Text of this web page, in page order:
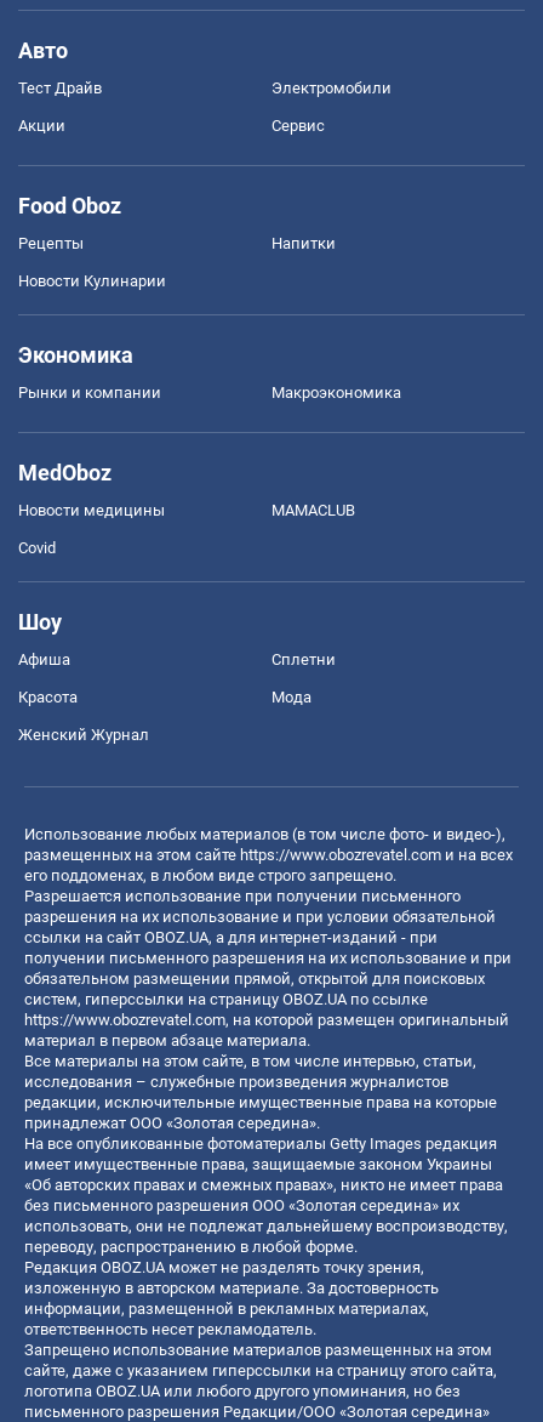
Авто
Тест Драйв Электромобили
Акции Сервис
Food Oboz
Рецепты Напитки
Новости Кулинарии
Экономика
Рынки и компании Mакроэкономика
MedOboz
Новости медицины MAMACLUB
Covid
Шоу
Афиша Сплетни
Красота Мода
Женский Журнал
Использование любых материалов (в том числе фото- и видео-),
размещенных на этом сайте https://www.obozrevatel.com и на всех
его поддоменах, в любом виде строго запрещено.
Разрешается использование при получении письменного
разрешения на их использование и при условии обязательной
ссылки на сайт OBOZ.UA, а для интернет-изданий - при
получении письменного разрешения на их использование и при
обязательном размещении прямой, открытой для поисковых
систем, гиперссылки на страницу OBOZ.UA по ссылке
https://www.obozrevatel.com, на которой размещен оригинальный
материал в первом абзаце материала.
Все материалы на этом сайте, в том числе интервью, статьи,
исследования – служебные произведения журналистов
редакции, исключительные имущественные права на которые
принадлежат ООО «Золотая середина».
На все опубликованные фотоматериалы Getty Images редакция
имеет имущественные права, защищаемые законом Украины
«Об авторских правах и смежных правах», никто не имеет права
без письменного разрешения ООО «Золотая середина» их
использовать, они не подлежат дальнейшему воспроизводству,
переводу, распространению в любой форме.
Редакция OBOZ.UA может не разделять точку зрения,
изложенную в авторском материале. За достоверность
информации, размещенной в рекламных материалах,
ответственность несет рекламодатель.
Запрещено использование материалов размещенных на этом
сайте, даже с указанием гиперссылки на страницу этого сайта,
логотипа OBOZ.UA или любого другого упоминания, но без
письменного разрешения Редакции/ООО «Золотая середина»